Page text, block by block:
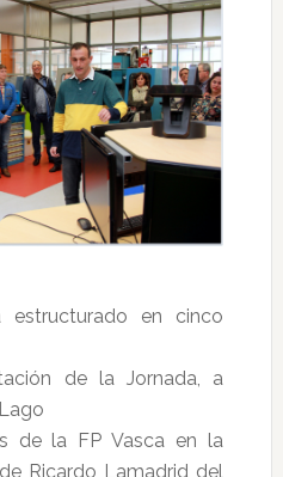
estructurado en cinco
de la Jornada, a
de la FP Vasca en la
Ricardo Lamadrid del